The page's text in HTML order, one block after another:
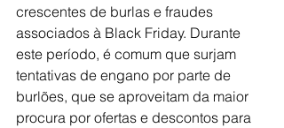
crescentes de burlas e fraudes
associados à Black Friday. Durante
este período, é comum que surjam
tentativas de engano por parte de
burlões, que se aproveitam da maior
procura por ofertas e descontos para